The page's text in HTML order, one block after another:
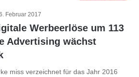
Februar 2017
Werbeerlöse um 113
Advertising wächst
miss verzeichnet für das Jahr 2016